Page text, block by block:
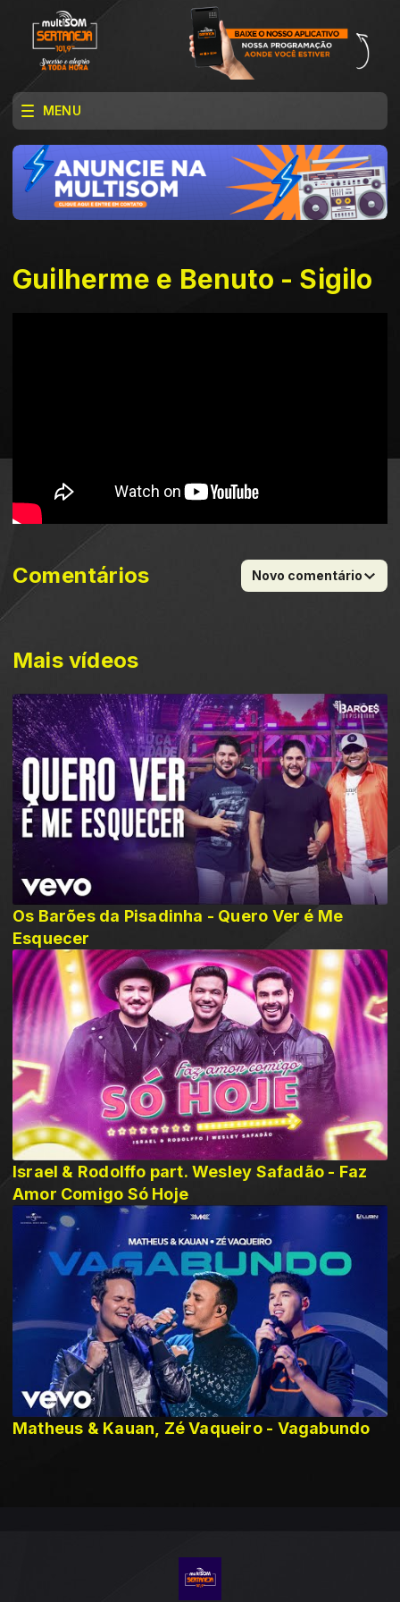
MENU
Guilherme e Benuto - Sigilo
Mais vídeos
Os Barões da Pisadinha - Quero Ver é Me
Esquecer
Israel & Rodolffo part. Wesley Safadão - Faz
Amor Comigo Só Hoje
Matheus & Kauan, Zé Vaqueiro - Vagabundo
Comentários Novo comentário